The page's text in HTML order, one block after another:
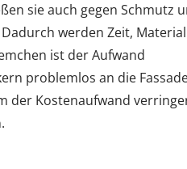
sie auch gegen Schmutz
werden Zeit,
ist der Aufwand
problemlos an die
der Kostenaufwand